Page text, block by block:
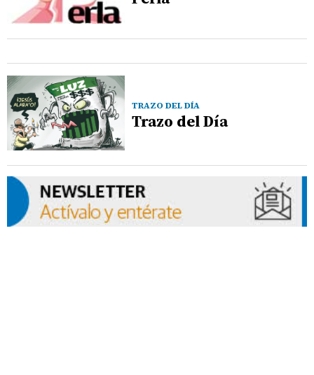
TRAZO DEL DÍA
Trazo del Día